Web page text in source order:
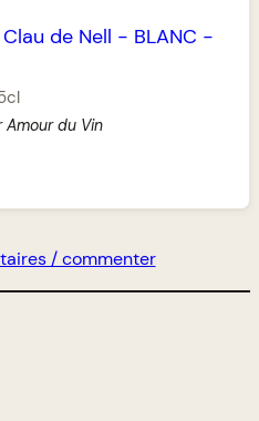
Clau de Nell - BLANC -
Amour du Vin
/ commenter